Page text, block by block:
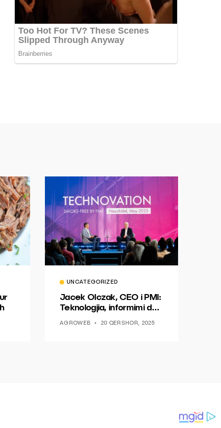
UNCATEGORIZED
Jacek Olczak, CEO i PMI:
Teknologjia, informimi dhe
AGROWEB 20 QERSHOR, 2025